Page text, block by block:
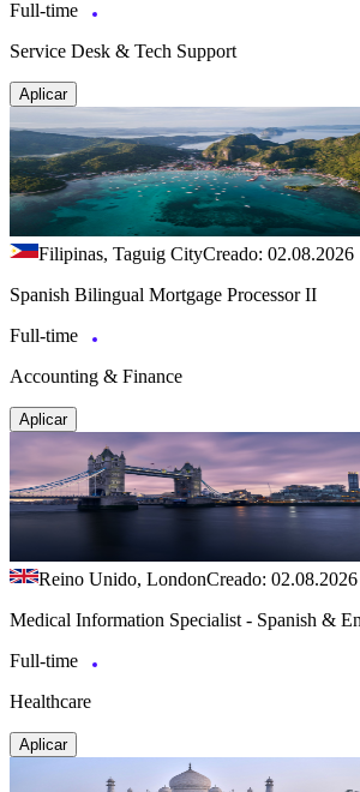
Full-time
Service Desk & Tech Support
Aplicar
Filipinas, Taguig CityCreado: 02.08.2026
Spanish Bilingual Mortgage Processor II
Full-time
Accounting & Finance
Aplicar
Reino Unido, LondonCreado: 02.08.2026
Medical Information Specialist - Spanish &
Full-time
Healthcare
Aplicar